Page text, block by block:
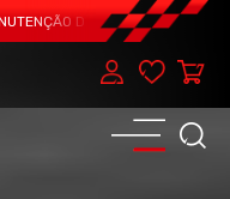
DO TEU CARRO - MARCA